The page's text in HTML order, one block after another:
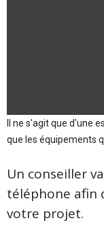
Il ne s'agit que d'une
que les équipements
Un conseiller
téléphone afin
votre projet.